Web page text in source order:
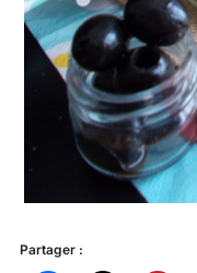
Partager :